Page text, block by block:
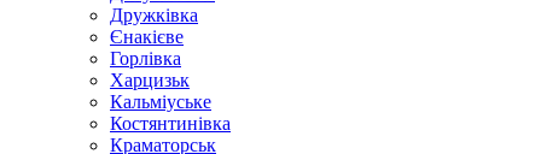
Дружківка
Єнакієве
Горлівка
Харцизьк
Кальміуське
Костянтинівка
Краматорськ